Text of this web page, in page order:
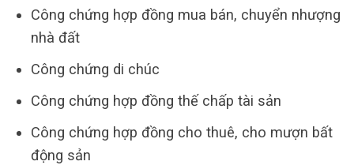
Công chứng hợp đồng mua bán, chuyển nhượng
nhà đất
Công chứng di chúc
Công chứng hợp đồng thế chấp tài sản
Công chứng hợp đồng cho thuê, cho mượn bất
động sản